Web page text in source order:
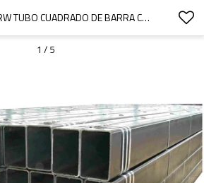
FABRICANTE ERW TUBO CUADRADO DE BARRA CUADRADA HUECA DE ACERO GALVANIZADO
1 / 5